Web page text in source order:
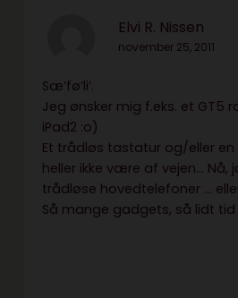
Elvi R. Nissen
november 25, 2011
Sæ’fø’li’.
Jeg ønsker mig f.eks. et GT5
iPad2 :o)
Et trådløs tastatur og/eller en
heller ikke være af vejen… Nå,
trådløse hovedtelefoner …
Så mange gadgets, så lidt tid